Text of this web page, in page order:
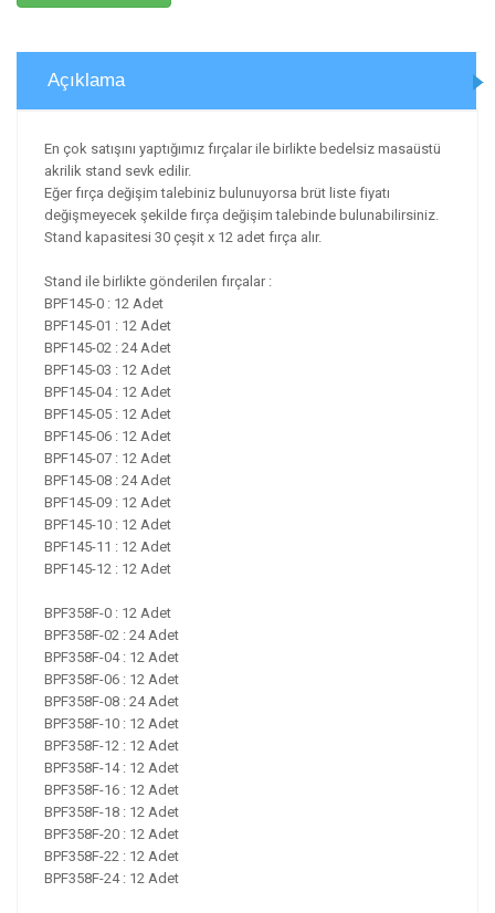
Açıklama
En çok satışını yaptığımız fırçalar ile birlikte bedelsiz masaüstü
akrilik stand sevk edilir.
Eğer fırça değişim talebiniz bulunuyorsa brüt liste fiyatı
değişmeyecek şekilde fırça değişim talebinde bulunabilirsiniz.
Stand kapasitesi 30 çeşit x 12 adet fırça alır.
Stand ile birlikte gönderilen fırçalar :
BPF145-0 : 12 Adet
BPF145-01 : 12 Adet
BPF145-02 : 24 Adet
BPF145-03 : 12 Adet
BPF145-04 : 12 Adet
BPF145-05 : 12 Adet
BPF145-06 : 12 Adet
BPF145-07 : 12 Adet
BPF145-08 : 24 Adet
BPF145-09 : 12 Adet
BPF145-10 : 12 Adet
BPF145-11 : 12 Adet
BPF145-12 : 12 Adet
BPF358F-0 : 12 Adet
BPF358F-02 : 24 Adet
BPF358F-04 : 12 Adet
BPF358F-06 : 12 Adet
BPF358F-08 : 24 Adet
BPF358F-10 : 12 Adet
BPF358F-12 : 12 Adet
BPF358F-14 : 12 Adet
BPF358F-16 : 12 Adet
BPF358F-18 : 12 Adet
BPF358F-20 : 12 Adet
BPF358F-22 : 12 Adet
BPF358F-24 : 12 Adet